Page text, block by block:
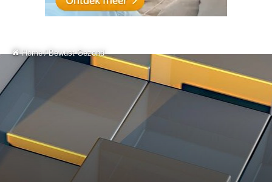
Home / Bewust Gezond